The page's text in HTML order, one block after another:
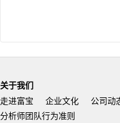
关于我们
走进富宝
企业文化
公司动
分析师团队行为准则